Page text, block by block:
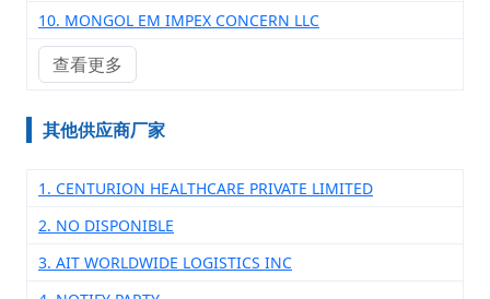
10. MONGOL EM IMPEX CONCERN LLC
查看更多
其他供应商厂家
1. CENTURION HEALTHCARE PRIVATE LIMITED
2. NO DISPONIBLE
3. AIT WORLDWIDE LOGISTICS INC